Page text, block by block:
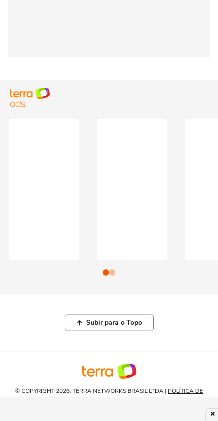
Subir para o Topo
© COPYRIGHT 2026, TERRA NETWORKS BRASIL LTDA | POLÍTICA DE
PRIVACIDADE